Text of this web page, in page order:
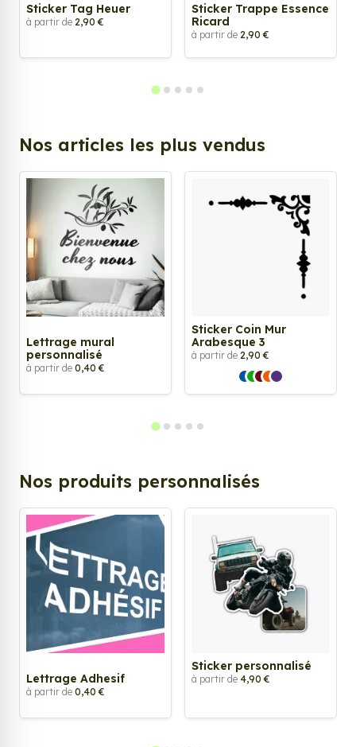
Sticker Tag Heuer
à partir de 2,90 €
Sticker Trappe Essence
Ricard
à partir de 2,90 €
Nos articles les plus vendus
Lettrage mural
personnalisé
à partir de 0,40 €
Sticker Coin Mur
Arabesque 3
à partir de 2,90 €
Nos produits personnalisés
Lettrage Adhesif
à partir de 0,40 €
Sticker personnalisé
à partir de 4,90 €